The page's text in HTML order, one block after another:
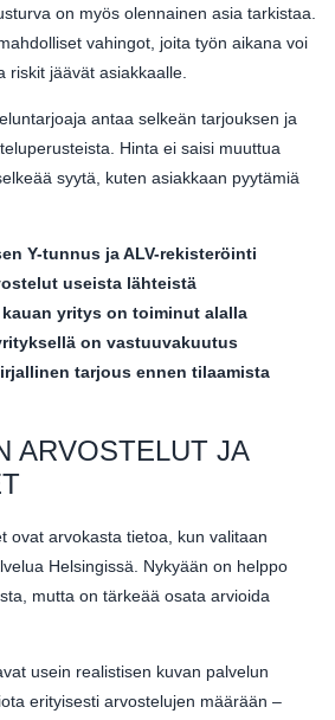
on myös olennainen asia tarkistaa.
vahingot, joita työn aikana voi
riskit jäävät asiakkaalle.
antaa selkeän tarjouksen ja
Hinta ei saisi muuttua
syytä, kuten asiakkaan pyytämiä
Y-tunnus ja ALV-rekisteröinti
useista lähteistä
yritys on toiminut alalla
on vastuuvakuutus
tarjous ennen tilaamista
ARVOSTELUT JA
ovat arvokasta tietoa, kun valitaan
Helsingissä. Nykyään on helppo
mutta on tärkeää osata arvioida
usein realistisen kuvan palvelun
erityisesti arvostelujen määrään –